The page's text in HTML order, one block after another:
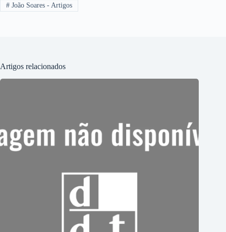
#João Soares - Artigos
Artigos relacionados